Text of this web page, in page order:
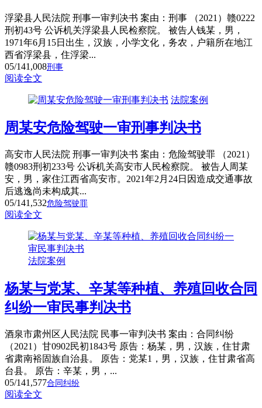
浮梁县人民法院 刑事一审判决书 案由：刑事 （2021）赣0222
刑初43号 公诉机关浮梁县人民检察院。 被告人钱某，男，
1971年6月15日出生，汉族，小学文化，务农，户籍所在地江
西省浮梁县，住浮梁...
05/141,008刑事
阅读全文
法院案例
周某安危险驾驶一审刑事判决书
高安市人民法院 刑事一审判决书 案由：危险驾驶罪 （2021）
赣0983刑初233号 公诉机关高安市人民检察院。 被告人周某
安，男，家住江西省高安市。2021年2月24日因造成交通事故
后逃逸尚未构成其...
05/141,532危险驾驶罪
阅读全文
法院案例
杨某与党某、辛某等种植、养殖回收合同
纠纷一审民事判决书
酒泉市肃州区人民法院 民事一审判决书 案由：合同纠纷
（2021）甘0902民初1843号 原告：杨某，男，汉族，住甘肃
省肃南裕固族自治县。 原告：党某1，男，汉族，住甘肃省高
台县。 原告：辛某，男，...
05/141,577合同纠纷
阅读全文